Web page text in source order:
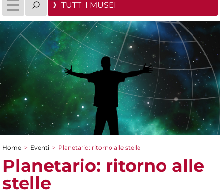
TUTTI I MUSEI
Tu sei qui
Home > Eventi > Planetario: ritorno alle stelle
Planetario: ritorno alle
stelle